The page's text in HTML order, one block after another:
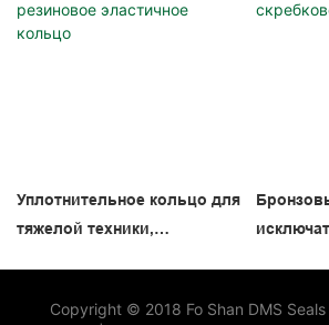
Уплотнительное кольцо для
тяжелой техники,
Copyright © 2018 Fo Shan DMS